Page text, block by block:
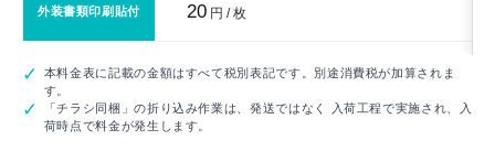
外装書類印刷貼付 20 円 / 枚
本料金表に記載の金額はすべて税別表記です。別途消費税が加算されま
す。
「チラシ同梱」の折り込み作業は、発送ではなく 入荷工程で実施され、入
荷時点で料金が発生します。